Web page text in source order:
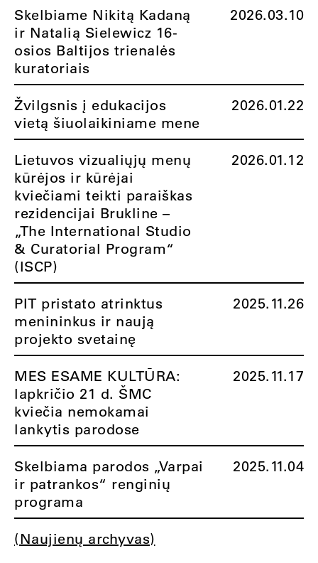
Skelbiame Nikitą Kadaną
ir Natalią Sielewicz 16-
osios Baltijos trienalės
kuratoriais
2026.03.10
Žvilgsnis į edukacijos
vietą šiuolaikiniame mene
2026.01.22
Lietuvos vizualiųjų menų
kūrėjos ir kūrėjai
kviečiami teikti paraiškas
rezidencijai Brukline –
„The International Studio
& Curatorial Program“
(ISCP)
2026.01.12
PIT pristato atrinktus
menininkus ir naują
projekto svetainę
2025.11.26
MES ESAME KULTŪRA:
lapkričio 21 d. ŠMC
kviečia nemokamai
lankytis parodose
2025.11.17
Skelbiama parodos „Varpai
ir patrankos“ renginių
programa
2025.11.04
(Naujienų archyvas)